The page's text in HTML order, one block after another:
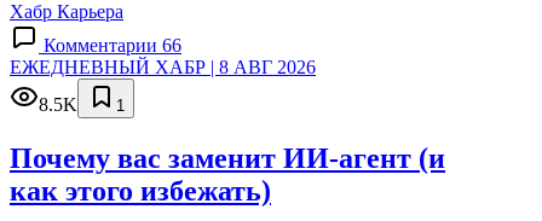
Хабр Карьера
Комментарии 66
ЕЖЕДНЕВНЫЙ ХАБР | 8 АВГ 2026
8.5K
1
Почему вас заменит ИИ‑агент (и
как этого избежать)